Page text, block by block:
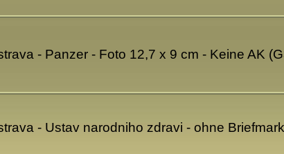
- Panzer - Foto 12,7 x 9 cm - Keine AK
- Ustav narodniho zdravi - ohne